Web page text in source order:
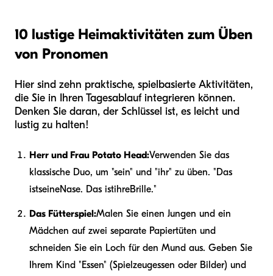
10 lustige Heimaktivitäten zum Üben
von Pronomen
Hier sind zehn praktische, spielbasierte Aktivitäten,
die Sie in Ihren Tagesablauf integrieren können.
Denken Sie daran, der Schlüssel ist, es leicht und
lustig zu halten!
Herr und Frau Potato Head:Verwenden Sie das
klassische Duo, um "sein" und "ihr" zu üben. "Das
istseineNase. Das istihreBrille."
Das Fütterspiel:Malen Sie einen Jungen und ein
Mädchen auf zwei separate Papiertüten und
schneiden Sie ein Loch für den Mund aus. Geben Sie
Ihrem Kind "Essen" (Spielzeugessen oder Bilder) und